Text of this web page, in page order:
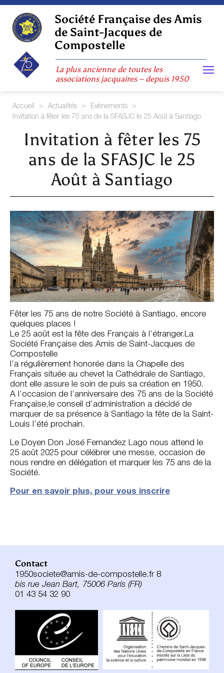
Skip
content
Société Française des Amis
de Saint-Jacques de
Compostelle
La plus ancienne de toutes les
associations jacquaires – depuis 1950
Accueil > Actualités > Evènements
>
Invitation à fêter les 75 ans de la SFASJC le 25 Août à Santiago
Invitation à fêter les 75
ans de la SFASJC le 25
Août à Santiago
Fêter les 75 ans de notre Société à Santiago, encore
quelques places !
Le 25 août est la fête des Français à l’étranger.La
Société Française des Amis de Saint-Jacques de
Compostelle
l’a régulièrement honorée dans la Chapelle des
Français située au chevet la Cathédrale de Santiago,
dont elle assure le soin de puis sa création en 1950.
A l’occasion de l’anniversaire des 75 ans de la Société
Française,le conseil d’administration a décidé de
marquer de sa présence à Santiago la fête de la Saint-
Louis l’été prochain.
Le Doyen Don José Fernandez Lago nous attend le
25 août 2025 pour célébrer une messe, occasion de
nous rendre en délégation et marquer les 75 ans de la
Société.
Pour en savoir plus, pour vous inscrire
Contact
1950societe@amis-de-compostelle.fr 8
bis rue Jean Bart, 75006 Paris (FR)
01 43 54 32 90